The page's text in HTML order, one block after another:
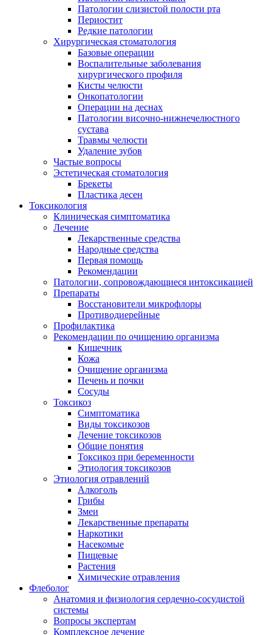
Патологии слизистой полости рта
Периостит
Редкие патологии
Хирургическая стоматология
Базовые операции
Воспалительные заболевания
хирургического профиля
Кисты челюсти
Онкопатологии
Операции на деснах
Патологии височно-нижнечелюстного
сустава
Травмы челюсти
Удаление зубов
Частые вопросы
Эстетическая стоматология
Брекеты
Пластика десен
Токсикология
Клиническая симптоматика
Лечение
Лекарственные средства
Народные средства
Первая помощь
Рекомендации
Патологии, сопровождающиеся интоксикацией
Препараты
Восстановители микрофлоры
Противодиерейные
Профилактика
Рекомендации по очищению организма
Кишечник
Кожа
Очищение организма
Печень и почки
Сосуды
Токсикоз
Cимптоматика
Виды токсикозов
Лечение токсикозов
Общие понятия
Токсикоз при беременности
Этиология токсикозов
Этиология отравлений
Алкоголь
Грибы
Змеи
Лекарственные препараты
Наркотики
Насекомые
Пищевые
Растения
Химические отравления
Флеболог
Анатомия и физиология сердечно-сосудистой
системы
Вопросы экспертам
Комплексное лечение